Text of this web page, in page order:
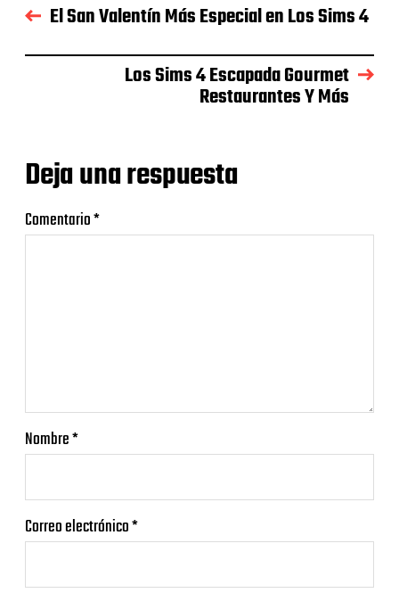
El San Valentín Más Especial en Los Sims 4
Los Sims 4 Escapada Gourmet
Restaurantes Y Más
Deja una respuesta
Comentario*
Nombre*
Correo electrónico*